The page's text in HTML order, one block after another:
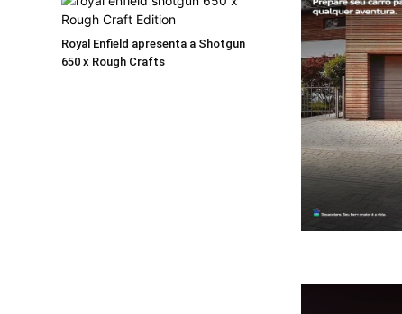
Royal Enfield apresenta a Shotgun
650 x Rough Crafts